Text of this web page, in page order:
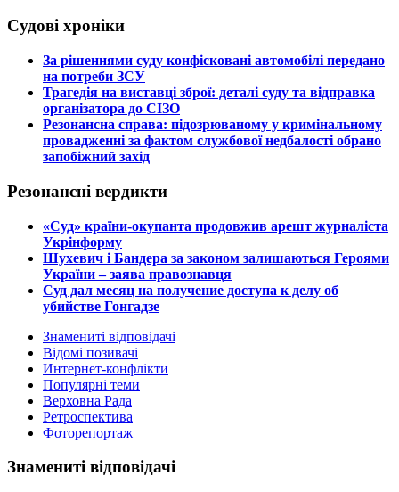
Судові хроніки
​За рішеннями суду конфісковані автомобілі передано
на потреби ЗСУ
​Трагедія на виставці зброї: деталі суду та відправка
організатора до СІЗО
​Резонансна справа: підозрюваному у кримінальному
провадженні за фактом службової недбалості обрано
запобіжний захід
Резонансні вердикти
​«Суд» країни-окупанта продовжив арешт журналіста
Укрінформу
Шухевич і Бандера за законом залишаються Героями
України – заява правознавця
Суд дал месяц на получение доступа к делу об
убийстве Гонгадзе
Знамениті відповідачі
Відомі позивачі
Интернет-конфлікти
Популярні теми
Верховна Рада
Ретроспектива
Фоторепортаж
Знамениті відповідачі